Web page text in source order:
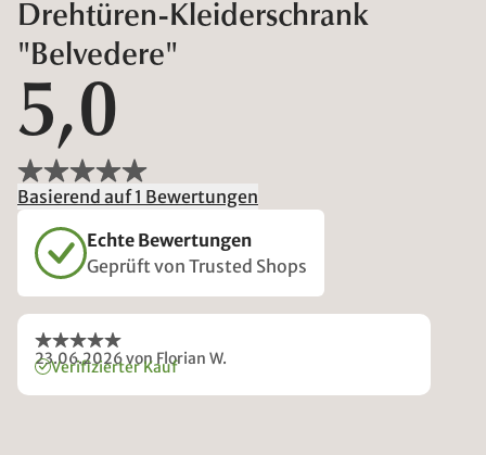
Drehtüren-Kleiderschrank
"Belvedere"
5,0
Basierend auf 1 Bewertungen
Echte Bewertungen
Geprüft von Trusted Shops
23.06.2026von Florian W.
Verifizierter Kauf